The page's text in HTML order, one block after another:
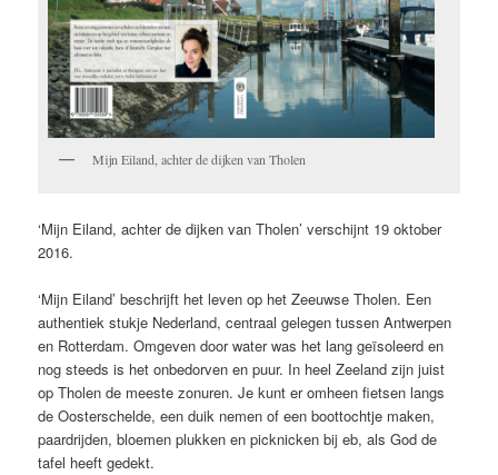
Mijn Eiland, achter de dijken van Tholen
‘Mijn Eiland, achter de dijken van Tholen’ verschijnt 19 oktober
2016.
‘Mijn Eiland’ beschrijft het leven op het Zeeuwse Tholen. Een
authentiek stukje Nederland, centraal gelegen tussen Antwerpen
en Rotterdam. Omgeven door water was het lang geïsoleerd en
nog steeds is het onbedorven en puur. In heel Zeeland zijn juist
op Tholen de meeste zonuren. Je kunt er omheen fietsen langs
de Oosterschelde, een duik nemen of een boottochtje maken,
paardrijden, bloemen plukken en picknicken bij eb, als God de
tafel heeft gedekt.